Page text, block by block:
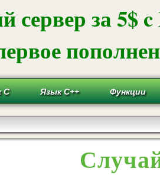
сервер за 5$
С Язык С++ Функции